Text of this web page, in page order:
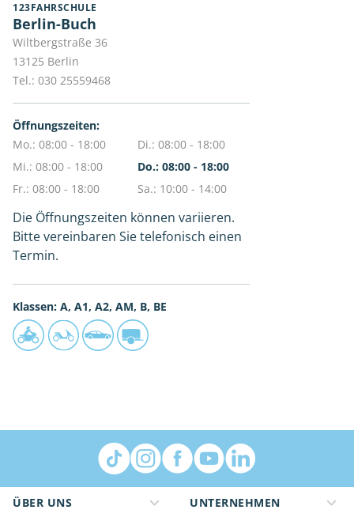
123FAHRSCHULE
Berlin-Buch
Wiltbergstraße 36
13125 Berlin
Tel.: 030 25559468
Öffnungszeiten:
Mo.: 08:00 - 18:00
Di.: 08:00 - 18:00
Mi.: 08:00 - 18:00
Do.: 08:00 - 18:00
Fr.: 08:00 - 18:00
Sa.: 10:00 - 14:00
Die Öffnungszeiten können variieren.
Bitte vereinbaren Sie telefonisch einen
Termin.
Klassen: A, A1, A2, AM, B, BE
ÜBER UNS UNTERNEHMEN